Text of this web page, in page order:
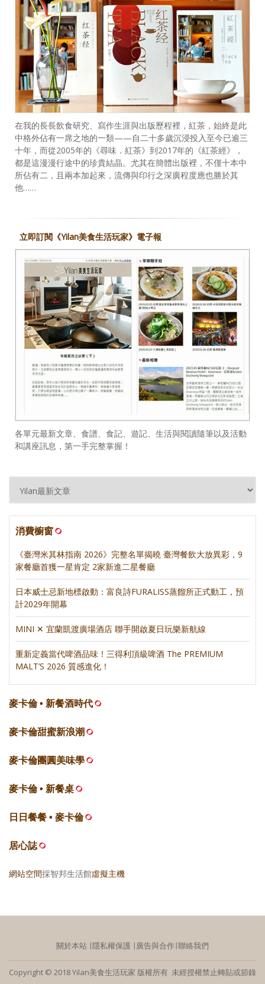
在我的長長飲食研究、寫作生涯與出版歷程裡，紅茶，始終是此
中格外佔有一席之地的一類——自二十多歲沉浸投入至今已逾三
十年，而從2005年的《尋味．紅茶》到2017年的《紅茶經》，
都是這漫漫行途中的珍貴結晶。尤其在簡體出版裡，不僅十本中
所佔有二，且兩本加起來，流傳與印行之深廣程度應也勝於其
他……
立即訂閱《Yilan美食生活玩家》電子報
各單元最新文章、食譜、食記、遊記、生活與閱讀隨筆以及活動
和講座訊息，第一手完整掌握！
消費櫥窗
《臺灣米其林指南 2026》完整名單揭曉 臺灣餐飲大放異彩，9
家餐廳首獲一星肯定 2家新進二星餐廳
日本威士忌新地標啟動：富良詩FURALISS蒸餾所正式動工，預
計2029年開幕
MINI ✕ 宜蘭凱渡廣場酒店 聯手開啟夏日玩樂新航線
重新定義當代啤酒品味！三得利頂級啤酒 The PREMIUM
MALT’S 2026 質感進化！
麥卡倫 • 新餐酒時代
麥卡倫甜蜜新浪潮
麥卡倫團圓美味學
麥卡倫 • 新餐桌
日日餐餐 • 麥卡倫
居心誌
網站空間採智邦生活館虛擬主機
關於本站 ∣隱私權保護 ∣廣告與合作∣聯絡我們
Copyright © 2018 Yilan美食生活玩家 版權所有 未經授權禁止轉貼或節錄